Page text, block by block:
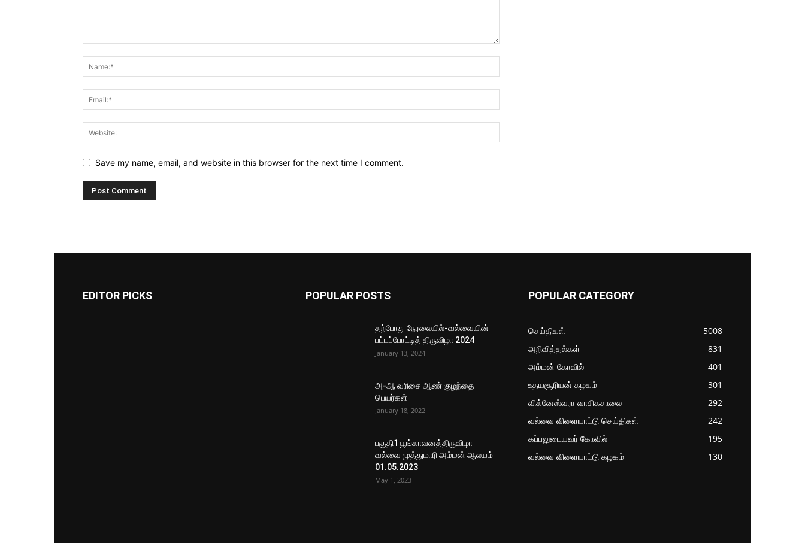
Save my name, email, and website in this browser for the next time I comment.
EDITOR PICKS POPULAR POSTS
தற்போது நேரலையில்-வல்வையின்
பட்டப்போட்டித் திருவிழா 2024
January 13, 2024
அ-ஆ வரிசை ஆண் குழந்தை
பெயர்கள்
January 18, 2022
பகுதி1 பூங்காவனத்திருவிழா
வல்வை முத்துமாரி அம்மன் ஆலயம்
01.05.2023
May 1, 2023
POPULAR CATEGORY
செய்திகள்
5008
அறிவித்தல்கள்
831
அம்மன் கோவில்
401
உதயசூரியன் கழகம்
301
விக்னேஸ்வரா வாசிகசாலை
292
வல்வை விளையாட்டு செய்திகள்
242
கப்பலுடையவர் கோவில்
195
வல்வை விளையாட்டு கழகம்
130